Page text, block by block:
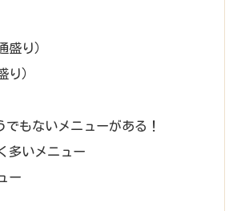
盛り）
り）
でもないメニューがある！
多いメニュー
ー